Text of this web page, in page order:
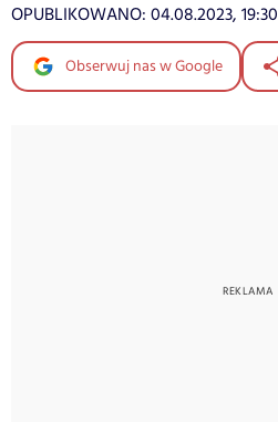
OPUBLIKOWANO: 04.08.2023, 19:30
Obserwuj nas w Google